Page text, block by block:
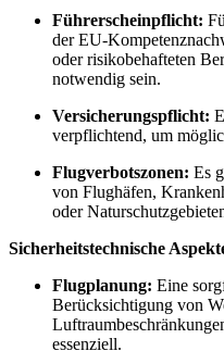
Führerscheinpflicht:
der EU-
oder risikobehafteten
notwendig sein.
Versicherungspflicht:
verpflichtend, um
Flugverbotszonen: Es
von Flughäfen,
oder
Sicherheitstechnische
Flugplanung: Eine
Berücksichtigung von
essenziell.